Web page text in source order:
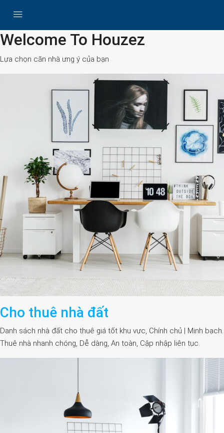
Search
Welcome To Houzez
Lựa chọn căn nhà ưng ý của bạn
Cho thuê nhà đất
Danh sách nhà đất cho thuê giá tốt khu vực, Chính chủ | Minh bạch.
Thuê nhà nhanh chóng, Dễ dàng, An toàn, Cập nhập liên tục.